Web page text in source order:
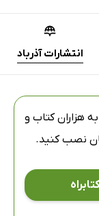
انتشارات آذرباد
هزاران کتاب و
نصب کنید.